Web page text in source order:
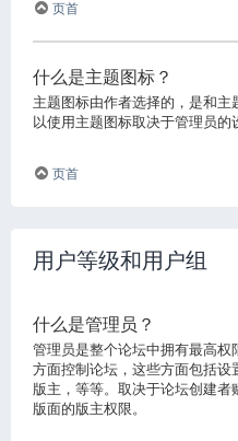
页首
什么是主题图标？
主题图标由作者选择的，是和
以使用主题图标取决于管理员的
页首
用户等级和用户组
什么是管理员？
管理员是整个论坛中拥有最高
方面控制论坛，这些方面包括
版主，等等。取决于论坛创建
版面的版主权限。